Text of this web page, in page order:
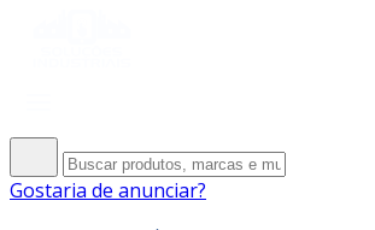
Gostaria de anunciar?